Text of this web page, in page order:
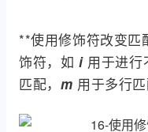
**使用修饰符改变匹
饰符，如 i用于进行
匹配， m 用于多行匹